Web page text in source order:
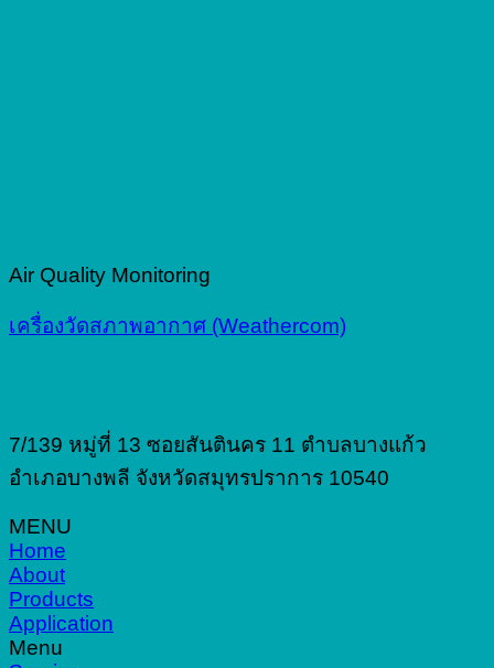
Air Quality Monitoring
เครื่องวัดสภาพอากาศ (Weathercom)
7/139 หมู่ที่ 13 ซอยสันตินคร 11 ตำบลบางแก้ว
อำเภอบางพลี จังหวัดสมุทรปราการ 10540
MENU
Home
About
Products
Application
Menu